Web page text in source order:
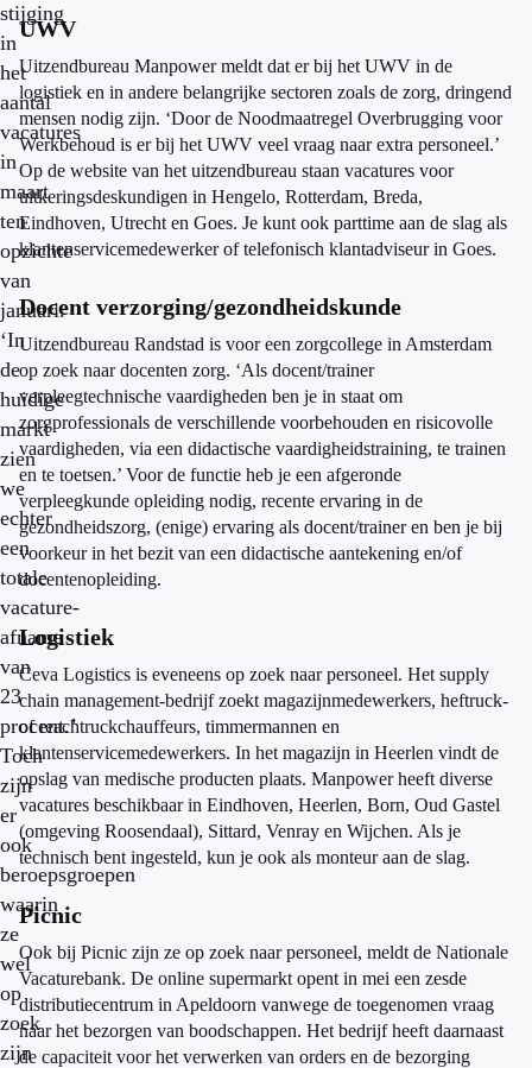
stijging
in
het
aantal
vacatures
in
maart
ten
opzichte
van
januari.
‘In
de
huidige
markt
zien
we
echter
een
totale
vacature-
afname
van
23
procent.’
Toch
zijn
er
ook
beroepsgroepen
waarin
ze
wel
op
zoek
zijn
UWV
Uitzendbureau Manpower meldt dat er bij het UWV in de
logistiek en in andere belangrijke sectoren zoals de zorg, dringend
mensen nodig zijn. ‘Door de Noodmaatregel Overbrugging voor
Werkbehoud is er bij het UWV veel vraag naar extra personeel.’
Op de website van het uitzendbureau staan vacatures voor
uitkeringsdeskundigen in Hengelo, Rotterdam, Breda,
Eindhoven, Utrecht en Goes. Je kunt ook parttime aan de slag als
klantenservicemedewerker of telefonisch klantadviseur in Goes.
Docent verzorging/gezondheidskunde
Uitzendbureau Randstad is voor een zorgcollege in Amsterdam
op zoek naar docenten zorg. ‘Als docent/trainer
verpleegtechnische vaardigheden ben je in staat om
zorgprofessionals de verschillende voorbehouden en risicovolle
vaardigheden, via een didactische vaardigheidstraining, te trainen
en te toetsen.’ Voor de functie heb je een afgeronde
verpleegkunde opleiding nodig, recente ervaring in de
gezondheidszorg, (enige) ervaring als docent/trainer en ben je bij
voorkeur in het bezit van een didactische aantekening en/of
docentenopleiding.
Logistiek
Ceva Logistics is eveneens op zoek naar personeel. Het supply
chain management-bedrijf zoekt magazijnmedewerkers, heftruck-
of reachtruckchauffeurs, timmermannen en
klantenservicemedewerkers. In het magazijn in Heerlen vindt de
opslag van medische producten plaats. Manpower heeft diverse
vacatures beschikbaar in Eindhoven, Heerlen, Born, Oud Gastel
(omgeving Roosendaal), Sittard, Venray en Wijchen. Als je
technisch bent ingesteld, kun je ook als monteur aan de slag.
Picnic
Ook bij Picnic zijn ze op zoek naar personeel, meldt de Nationale
Vacaturebank. De online supermarkt opent in mei een zesde
distributiecentrum in Apeldoorn vanwege de toegenomen vraag
naar het bezorgen van boodschappen. Het bedrijf heeft daarnaast
de capaciteit voor het verwerken van orders en de bezorging